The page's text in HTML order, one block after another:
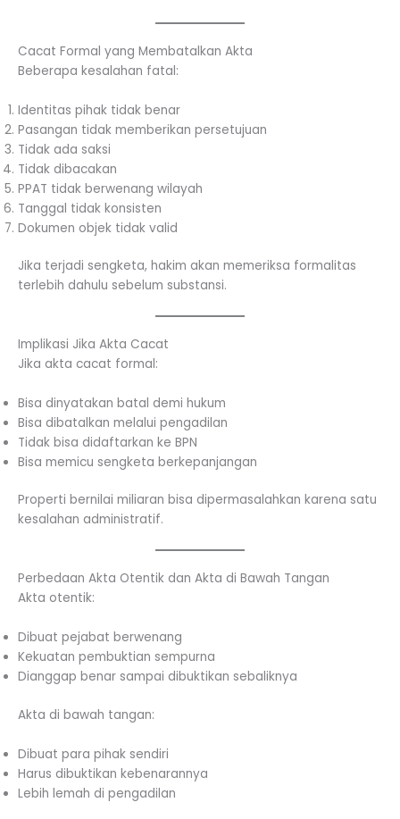
Cacat Formal yang Membatalkan Akta
Beberapa kesalahan fatal:
Identitas pihak tidak benar
Pasangan tidak memberikan persetujuan
Tidak ada saksi
Tidak dibacakan
PPAT tidak berwenang wilayah
Tanggal tidak konsisten
Dokumen objek tidak valid
Jika terjadi sengketa, hakim akan memeriksa formalitas
terlebih dahulu sebelum substansi.
Implikasi Jika Akta Cacat
Jika akta cacat formal:
Bisa dinyatakan batal demi hukum
Bisa dibatalkan melalui pengadilan
Tidak bisa didaftarkan ke BPN
Bisa memicu sengketa berkepanjangan
Properti bernilai miliaran bisa dipermasalahkan karena satu
kesalahan administratif.
Perbedaan Akta Otentik dan Akta di Bawah Tangan
Akta otentik:
Dibuat pejabat berwenang
Kekuatan pembuktian sempurna
Dianggap benar sampai dibuktikan sebaliknya
Akta di bawah tangan:
Dibuat para pihak sendiri
Harus dibuktikan kebenarannya
Lebih lemah di pengadilan